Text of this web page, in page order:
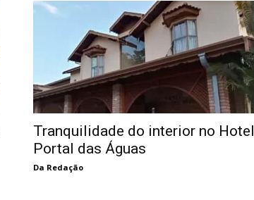
Tranquilidade do interior no Hotel
Portal das Águas
Da Redação